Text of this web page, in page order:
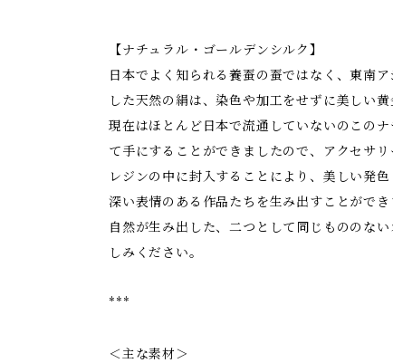
【ナチュラル・ゴールデンシルク】
日本でよく知られる養蚕の蚕ではなく、東南
した天然の絹は、染色や加工をせずに美しい黄
現在はほとんど日本で流通していないのこの
て手にすることができましたので、アクセサ
レジンの中に封入することにより、美しい発
深い表情のある作品たちを生み出すことができ
自然が生み出した、二つとして同じもののな
しみください。
***
＜主な素材＞